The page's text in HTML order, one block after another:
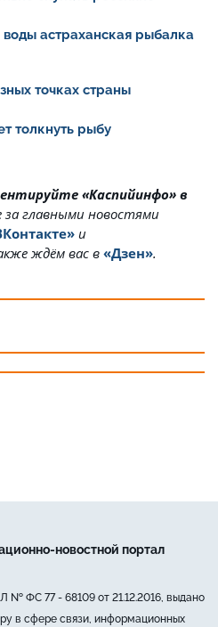
астраханская рыбалка
точках страны
толкнуть рыбу
«Каспийинфо» в
за главными новостями
и
ждём вас в«Дзен».
новостной портал
№ ФС 77 - 68109 от 21.12.2016, выдано
в сфере связи, информационных